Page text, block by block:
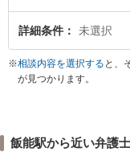
詳細条件 未選択
※相談内容を選択する と、
が見つかります。
飯能駅から近い弁護士